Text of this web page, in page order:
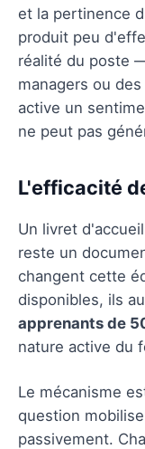
et la pertinence
produit peu
réalité du poste
managers ou
active un
ne peut pas
L'efficacité
Un livret
reste un
changent cette
disponibles, ils
apprenants de
nature active du
Le mécanisme
question
passivement.